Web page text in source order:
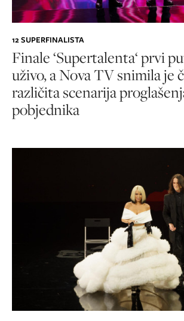
12 SUPERFINALISTA
Finale ‘Supertalenta‘ prvi
uživo, a Nova TV snimila je
različita scenarija
pobjednika